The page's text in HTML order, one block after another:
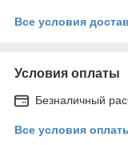
Все условия
Условия оплаты
Безналичный
Все условия